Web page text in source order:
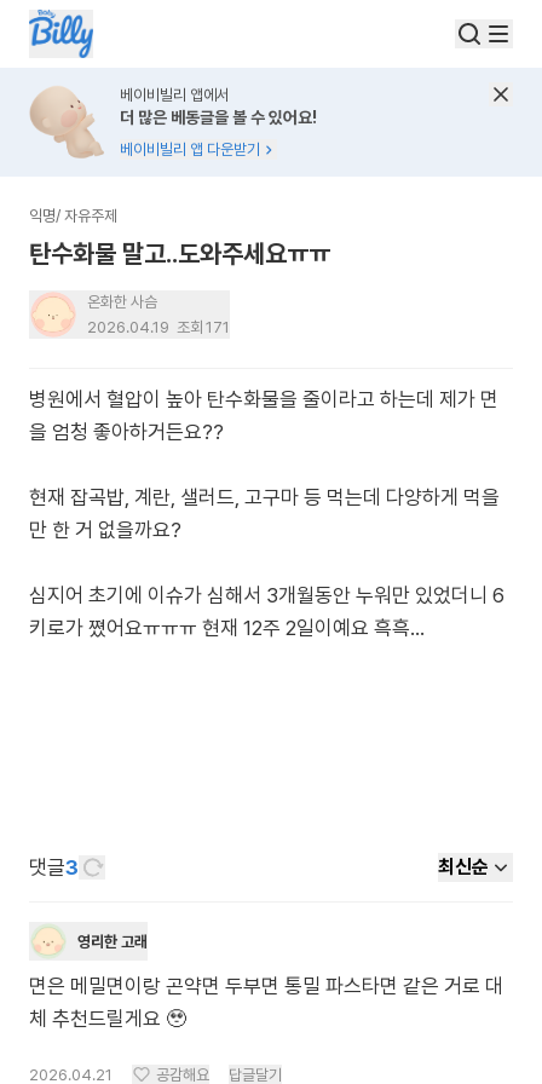
베이비빌리 앱에서
더 많은 베동글을 볼 수 있어요!
베이비빌리 앱 다운받기
익명/ 자유주제
탄수화물 말고..도와주세요ㅠㅠ
온화한 사슴
2026.04.19 조회 171
병원에서 혈압이 높아 탄수화물을 줄이라고 하는데 제가 면
을 엄청 좋아하거든요??
현재 잡곡밥, 계란, 샐러드, 고구마 등 먹는데 다양하게 먹을
만 한 거 없을까요?
심지어 초기에 이슈가 심해서 3개월동안 누워만 있었더니 6
키로가 쪘어요ㅠㅠㅠ 현재 12주 2일이예요 흑흑...
댓글3 최신순
영리한 고래
면은 메밀면이랑 곤약면 두부면 통밀 파스타면 같은 거로 대
체 추천드릴게요 🥹
2026.04.21 공감해요 답글달기